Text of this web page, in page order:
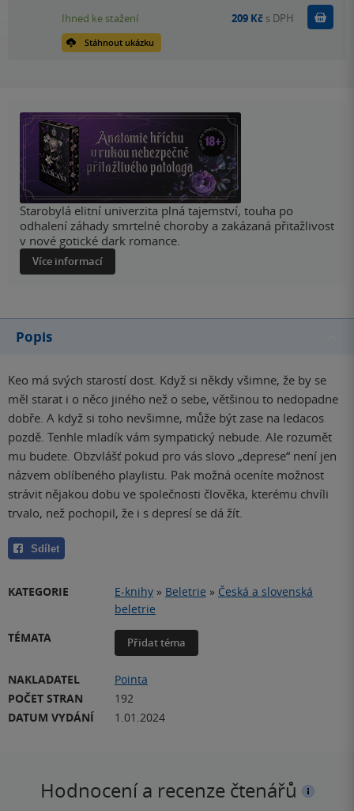
Stáhnout ukázku
Ihned ke stažení 209 Kč s DPH Koupit
Starobylá elitní univerzita plná tajemství, touha po
odhalení záhady smrtelné choroby a zakázaná přitažlivost
v nové gotické dark romance.
Více informací
Popis
Keo má svých starostí dost. Když si někdy všimne, že by se
měl starat i o něco jiného než o sebe, většinou to nedopadne
dobře. A když si toho nevšimne, může být zase na ledacos
pozdě. Tenhle mladík vám sympatický nebude. Ale rozumět
mu budete. Obzvlášť pokud pro vás slovo „deprese“ není jen
názvem oblíbeného playlistu. Pak možná oceníte možnost
strávit nějakou dobu ve společnosti člověka, kterému chvíli
trvalo, než pochopil, že i s depresí se dá žít.
Sdílet
KATEGORIE E-knihy » Beletrie » Česká a slovenská
beletrie
TÉMATA
Přidat téma
NAKLADATEL
Pointa
POČET STRAN
192
DATUM VYDÁNÍ
1.01.2024
Hodnocení a recenze čtenářů